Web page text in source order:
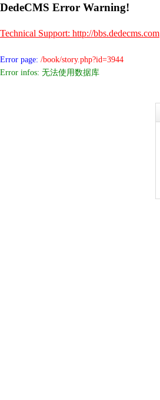
DedeCMS Error Warning!
Technical Support: http://bbs.dedecms.com
Error page: /book/story.php?id=3944
Error infos: 无法使用数据库